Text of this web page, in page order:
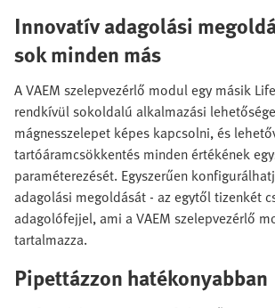
Innovatív adagolási
sok minden más
A VAEM szelepvezérlő modul egy másik
rendkívül sokoldalú alkalmazási
mágnesszelepet képes kapcsolni, és
tartóáramcsökkentés minden értékének
paraméterezését. Egyszerűen
adagolási megoldását - az egytől tizenkét
adagolófejjel, ami a VAEM szelepvezérlő
tartalmazza.
Pipettázzon hatékonyabban